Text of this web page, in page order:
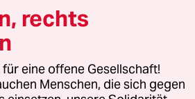
Vertriebs GmbH
rechtlichen Fragen oder für Genehmigungen
rechts
eine offene Gesellschaft!
Menschen, die sich gegen